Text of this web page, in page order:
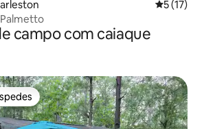
5 (17)
Palmetto
campo com caiaque
mais apreciados